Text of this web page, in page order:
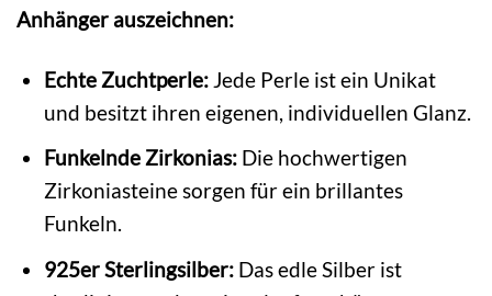
Anhänger auszeichnen:
Echte Zuchtperle:Jede Perle ist ein Unikat
und besitzt ihren eigenen, individuellen Glanz.
Funkelnde Zirkonias:Die hochwertigen
Zirkoniasteine sorgen für ein brillantes
Funkeln.
925er Sterlingsilber:Das edle Silber ist